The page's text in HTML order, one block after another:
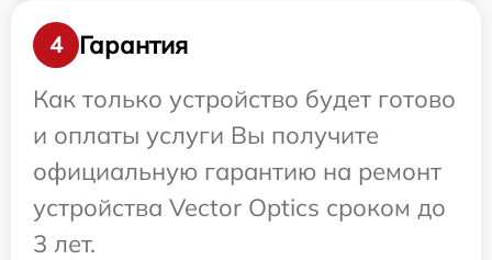
4
Гарантия
Как только устройство будет готово
и оплаты услуги Вы получите
официальную гарантию на ремонт
устройства Vector Optics сроком до
3 лет.